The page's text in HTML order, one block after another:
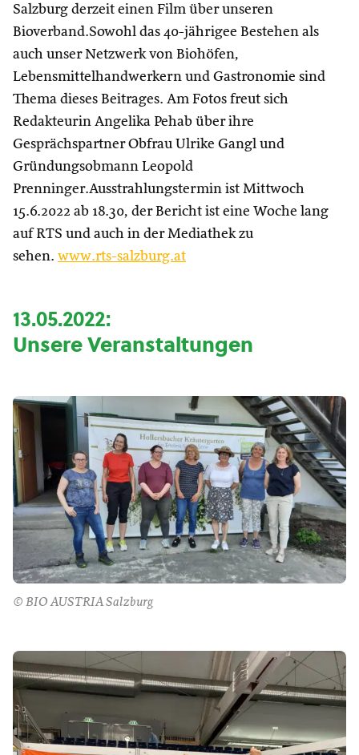
Salzburg derzeit einen Film über unseren
Bioverband.Sowohl das 40-jährigee Bestehen als
auch unser Netzwerk von Biohöfen,
Lebensmittelhandwerkern und Gastronomie sind
Thema dieses Beitrages. Am Fotos freut sich
Redakteurin Angelika Pehab über ihre
Gesprächspartner Obfrau Ulrike Gangl und
Gründungsobmann Leopold
Prenninger.Ausstrahlungstermin ist Mittwoch
15.6.2022 ab 18.30, der Bericht ist eine Woche lang
auf RTS und auch in der Mediathek zu
sehen. www.rts-salzburg.at
13.05.2022:
Unsere Veranstaltungen
© BIO AUSTRIA Salzburg